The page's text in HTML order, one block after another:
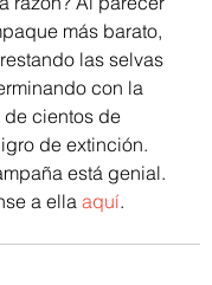
más barato,
las selvas
con la
cientos de
de extinción.
está genial.
a ella aquí.